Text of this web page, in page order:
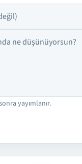
yayımlanır.